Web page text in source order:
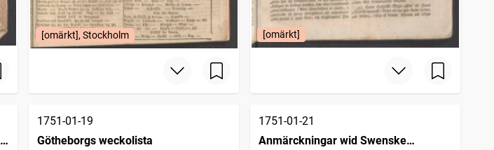
[omärkt], Stockholm [omärkt]
1751-01-19
Götheborgs weckolista
1751-01-21
Anmärckningar wid Swenske